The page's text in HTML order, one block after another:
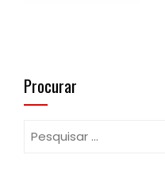
Procurar
Pesquisar